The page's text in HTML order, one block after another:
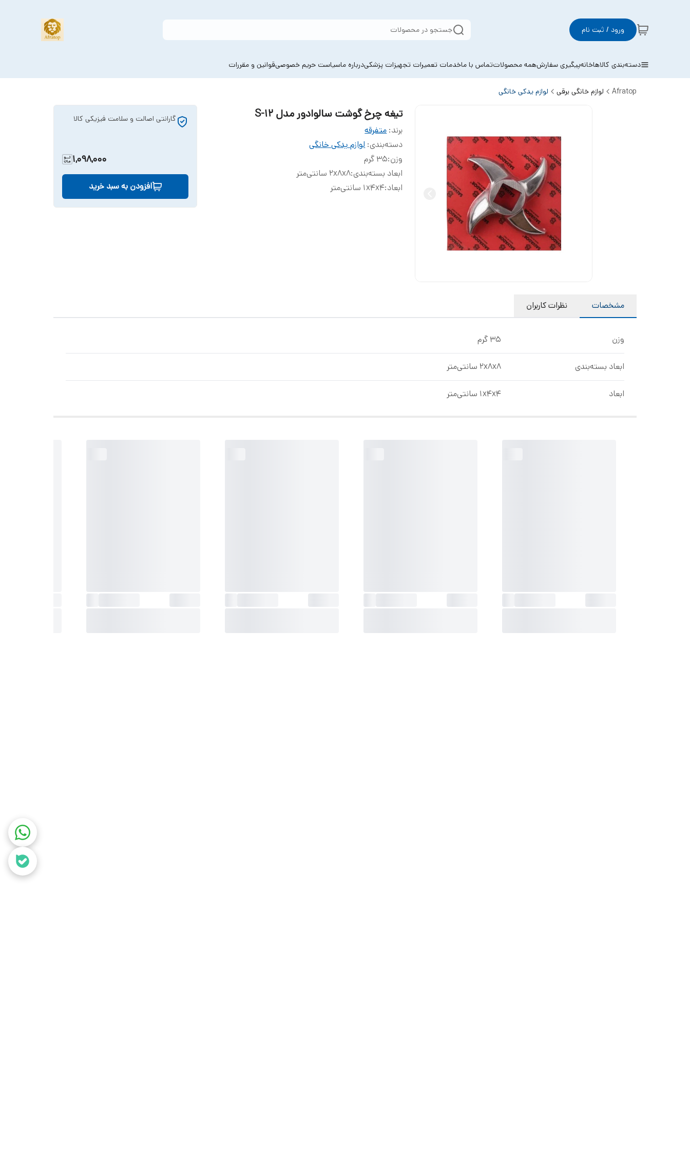
ورود / ثبت نام جستجو در محصولات
دسته‌بندی کالاهاخانهپیگیری سفارشهمه محصولاتتماس با ماخدمات تعمیرات تجهیزات پزشکیدرباره ماسیاست حریم خصوصیقوانین و مقررات
Afratop لوازم خانگی برقی لوازم یدکی خانگی
تیغه چرخ گوشت سالوادور مدل S-12
برند: متفرقه
دسته‌بندی:لوازم یدکی خانگی
وزن:35 گرم
ابعاد بسته‌بندی:2x8x8 سانتی‌متر
ابعاد:1x4x4 سانتی‌متر
گارانتی اصالت و سلامت فیزیکی کالا
1,098,000
افزودن به سبد خرید
مشخصات نظرات کاربران
وزن 35 گرم
ابعاد بسته‌بندی 2x8x8 سانتی‌متر
ابعاد 1x4x4 سانتی‌متر